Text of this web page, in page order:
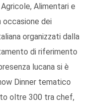
Alimentari e
occasione dei
organizzati dalla
di riferimento
lucana si è
Dinner tematico
oltre 300 tra chef,